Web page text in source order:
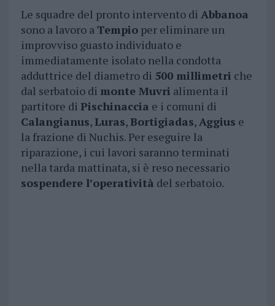
Le squadre del pronto intervento di Abbanoa
sono a lavoro aTempioper eliminare un
improvviso guasto individuato e
immediatamente isolato nella condotta
adduttrice del diametro di 500 millimetri che
dal serbatoio di monte Muvri alimenta il
partitore di Pischinaccia e i comuni di
Calangianus,Luras,Bortigiadas,Aggius e
la frazione di Nuchis. Per eseguire la
riparazione, i cui lavori saranno terminati
nella tarda mattinata, si è reso necessario
sospendere l’operatività del serbatoio.